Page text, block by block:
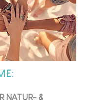
NATUR- &